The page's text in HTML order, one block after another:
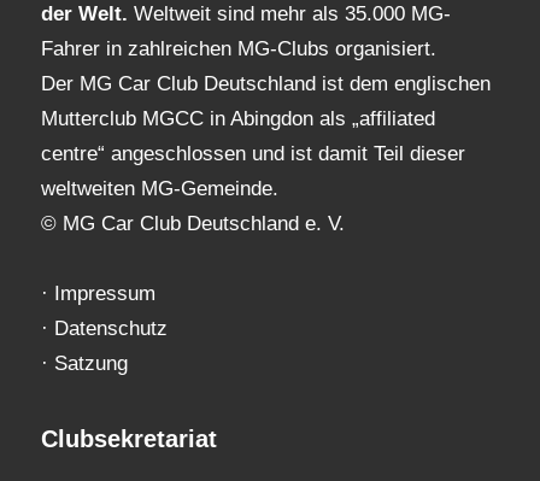
der Welt. Weltweit sind mehr als 35.000 MG-
Fahrer in zahlreichen MG-Clubs organisiert.
Der MG Car Club Deutschland ist dem englischen
Mutterclub MGCC in Abingdon als „affiliated
centre“ angeschlossen und ist damit Teil dieser
weltweiten MG-Gemeinde.
© MG Car Club Deutschland e. V.
· Impressum
· Datenschutz
· Satzung
Clubsekretariat